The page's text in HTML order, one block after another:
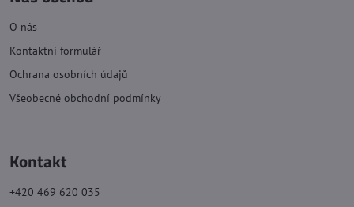
O nás
Kontaktní formulář
Ochrana osobních údajů
Všeobecné obchodní podmínky
Kontakt
+420 469 620 035